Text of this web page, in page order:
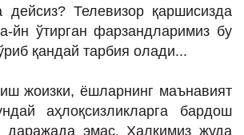
дейсиз? Телевизор қаршисизда
йн ўтирган фарзандларимиз бу
қандай тарбия олади...
жоизки, ёшларнинг маънавият
аҳлоқсизликларга бардош
даражада эмас. Халқимиз жуда